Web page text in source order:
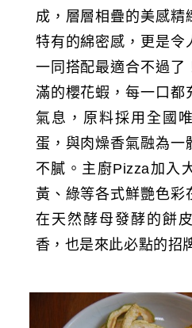
成，層層相疊的美感精
特有的綿密感，更是令
一同搭配最適合不過了
滿的櫻花蝦，每一口都
氣息，原料採用全國
蛋，與肉燥香氣融為一
不膩。主廚Pizza加入
黃、綠等各式鮮艷色彩
在天然酵母發酵的餅
香，也是來此必點的招